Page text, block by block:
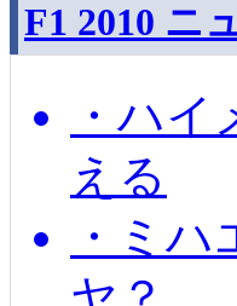
F1 2010 ニ
・ハ
える
・ミ